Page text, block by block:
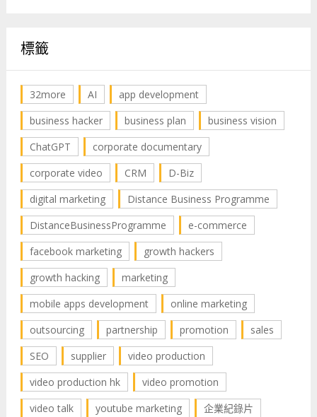
標籤
32more AI
app development
business hacker
business plan
business vision
ChatGPT
corporate documentary
corporate video
CRM
D-Biz
digital marketing
Distance Business Programme
DistanceBusinessProgramme
e-commerce
facebook marketing
growth hackers
growth hacking
marketing
mobile apps development
online marketing
outsourcing
partnership promotion
sales
SEO
supplier
video production
video production hk
video promotion
video talk
youtube marketing 企業紀錄片